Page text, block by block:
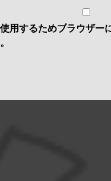
用するためブラウザー